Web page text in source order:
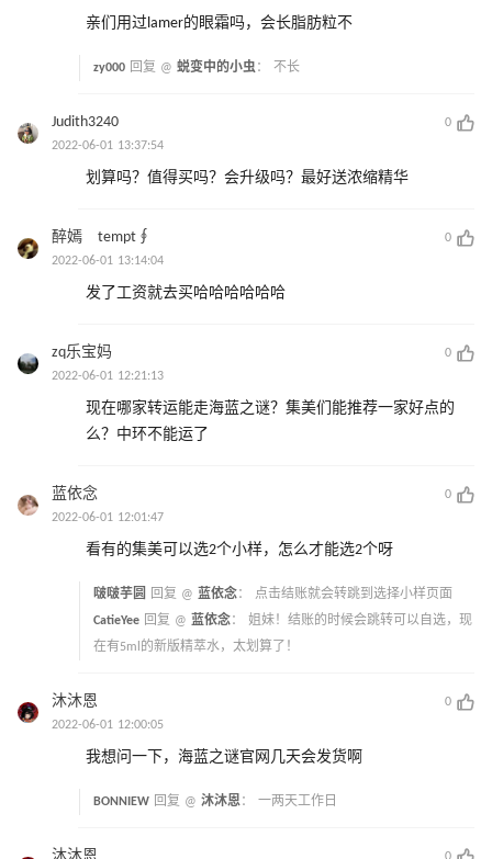
亲们用过lamer的眼霜吗，会长脂肪粒不
zy000 回复 @ 蜕变中的小虫 ： 不长
Judith3240
0
2022-06-01 13:37:54
划算吗？值得买吗？会升级吗？最好送浓缩精华
醉嫣 tempt∮
0
2022-06-01 13:14:04
发了工资就去买哈哈哈哈哈哈
zq乐宝妈
0
2022-06-01 12:21:13
现在哪家转运能走海蓝之谜？集美们能推荐一家好点的
么？中环不能运了
蓝依念
0
2022-06-01 12:01:47
看有的集美可以选2个小样，怎么才能选2个呀
啵啵芋圆 回复 @ 蓝依念： 点击结账就会转跳到选择小样页面
CatieYee 回复 @ 蓝依念： 姐妹！结账的时候会跳转可以自选，现
在有5ml的新版精萃水，太划算了！
沐沐恩
0
2022-06-01 12:00:05
我想问一下，海蓝之谜官网几天会发货啊
BONNIEW 回复 @ 沐沐恩： 一两天工作日
0